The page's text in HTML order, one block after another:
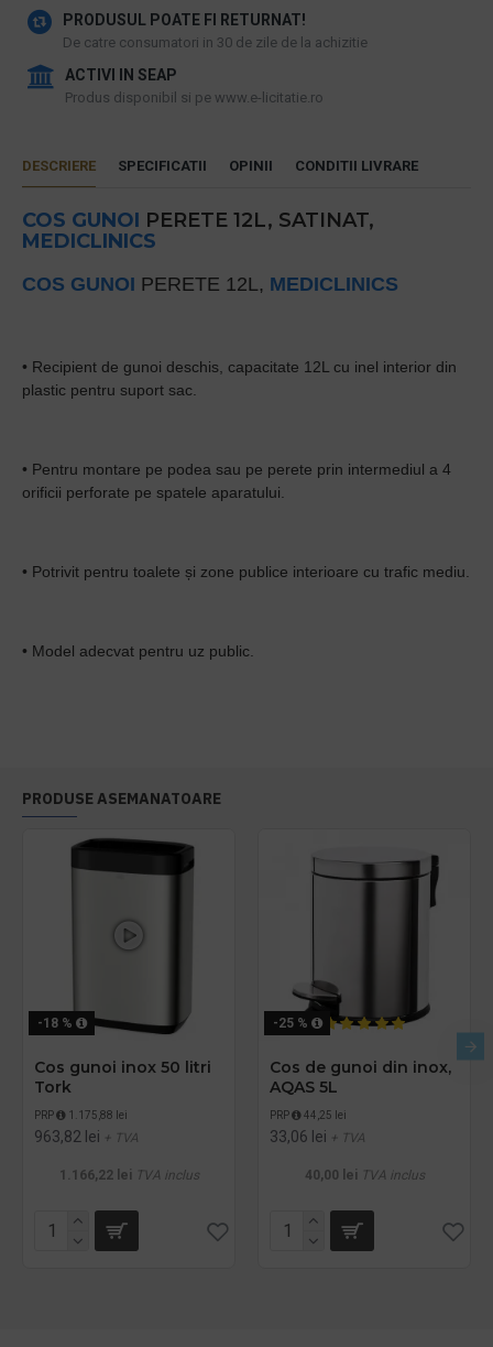
PRODUSUL POATE FI RETURNAT!
De catre consumatori in 30 de zile de la achizitie
ACTIVI IN SEAP
Produs disponibil si pe www.e-licitatie.ro
DESCRIERE SPECIFICATII OPINII CONDITII LIVRARE
COS GUNOI PERETE 12L, SATINAT,
MEDICLINICS
COS GUNOI PERETE 12L, MEDICLINICS
• Recipient de gunoi deschis, capacitate 12L cu inel interior din
plastic pentru suport sac.
• Pentru montare pe podea sau pe perete prin intermediul a 4
orificii perforate pe spatele aparatului.
• Potrivit pentru toalete și zone publice interioare cu trafic mediu.
• Model adecvat pentru uz public.
PRODUSE ASEMANATOARE
-18 %
Cos gunoi inox 50 litri
Tork
PRP 1.175,88 lei
963,82 lei + TVA
1.166,22 lei TVA inclus
-25 %
Cos de gunoi din inox,
AQAS 5L
PRP 44,25 lei
33,06 lei + TVA
40,00 lei TVA inclus